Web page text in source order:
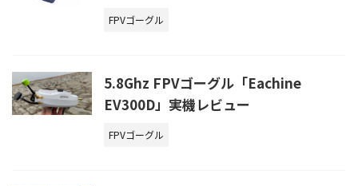
FPVゴーグル
5.8Ghz FPVゴーグル「Eachine
EV300D」実機レビュー
FPVゴーグル